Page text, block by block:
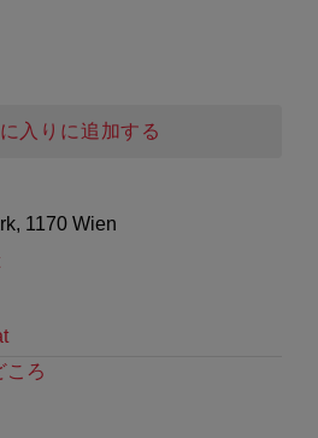
入りに追加する
1170 Wien
ころ